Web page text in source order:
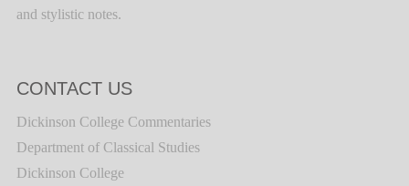
and stylistic notes.
CONTACT US
Dickinson College Commentaries
Department of Classical Studies
Dickinson College